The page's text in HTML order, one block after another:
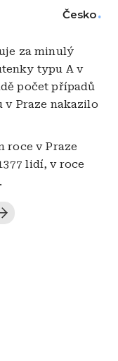
Česko
za minulý
typu A v
počet případů
v Praze nakazilo
roce v Praze
lidí, v roce